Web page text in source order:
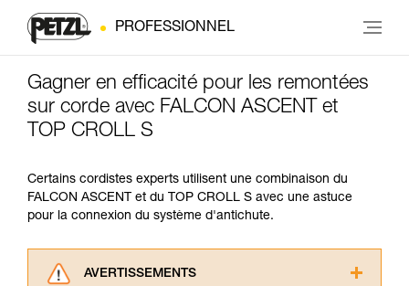
PROFESSIONNEL
Gagner en efficacité pour les remontées
sur corde avec FALCON ASCENT et
TOP CROLL S
Certains cordistes experts utilisent une combinaison du
FALCON ASCENT et du TOP CROLL S avec une astuce
pour la connexion du système d'antichute.
AVERTISSEMENTS